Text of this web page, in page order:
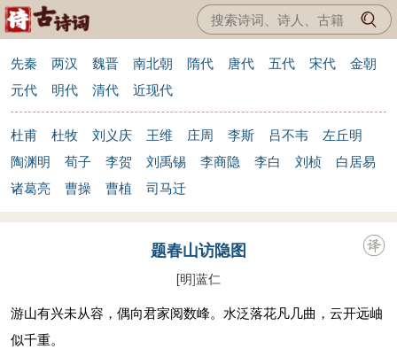
先秦 两汉 魏晋 南北朝 隋代 唐代 五代 宋代
金朝
元代
明代 清代 近现代
杜甫 杜牧 刘义庆 王维 庄周 李斯 吕不韦
左丘明
陶渊明
荀子 李贺 刘禹锡 李商隐 李白 刘桢
白居易
诸葛亮
曹操 曹植 司马迁
题春山访隐图
[明]蓝仁
游山有兴未从容，偶向君家阅数峰。水泛落花凡几曲，云开远岫
似千重。